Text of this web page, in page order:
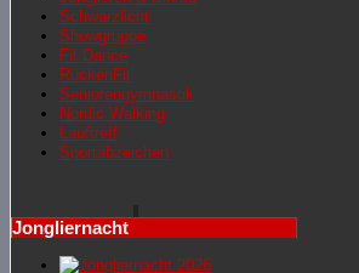
Schwarzlicht
Showgruppe
Fit Dance
RückenFit
Seniorengymnastik
Nordic Walking
Lauftreff
Sportabzeichen
Jongliernacht